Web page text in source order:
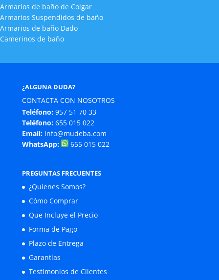
Armarios de baño de Colgar
Armarios Suspendidos de baño
Armarios de baño Dado
Camerinos de baño
¿ALGUNA DUDA?
CONTACTA CON NOSOTROS
Teléfono: 957 51 70 33
Teléfono: 655 015 022
Email: info@mudeba.com
WhatsApp:
655 015 022
PREGUNTAS FRECUENTES
¿Quienes Somos?
Cómo Comprar
Que Incluye el Precio
Forma de Pago
Plazo de Entrega
Garantías
Testimonios de Clientes